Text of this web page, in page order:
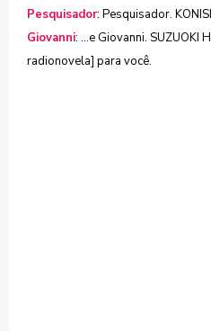
Pesquisador: Pesquisador.
Giovanni: ...e Giovanni. SUZUOKI
radionovela] para você.